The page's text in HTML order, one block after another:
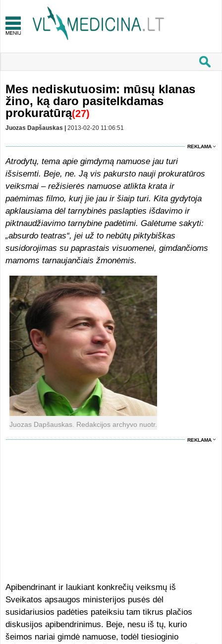
Mes nediskutuosim: mūsų klanas
žino, ką daro pasitelkdamas
prokuratūrą(27)
Juozas Dapšauskas | 2013-02-20 11:06:51
REKLAMA
Atrodytų, tema apie gimdymą namuose jau turi
išsisemti. Beje, ne. Ją vis pakursto nauji prokuratūros
veiksmai – režisierės namuose atlikta krata ir
paėmimas filmo, kurį jie jau ir šiaip turi. Kita gydytoja
apklausiama dėl tarnybinės paslapties išdavimo ir
piktnaudžiavimo tarnybine padėtimi. Galėtume sakyti:
„absurdo teatras“, jei už to nebūtų piktybiškas
susidorojimas su paprastais visuomenei, gimdančioms
mamoms tarnaujančiais žmonėmis.
Juozas Dapšauskas. Redakcijos archyvo nuotr.
REKLAMA
Apibendrinant ir laukiant konkrečių veiksmų iš
Sveikatos apsaugos ministerijos pusės dėl
susidariusios padėties pateiksiu tam tikrus plačios
diskusijos apibendrinimus. Beje, nesu iš tų, kurio
šeimos nariai gimdė namuose, todėl tiesioginio